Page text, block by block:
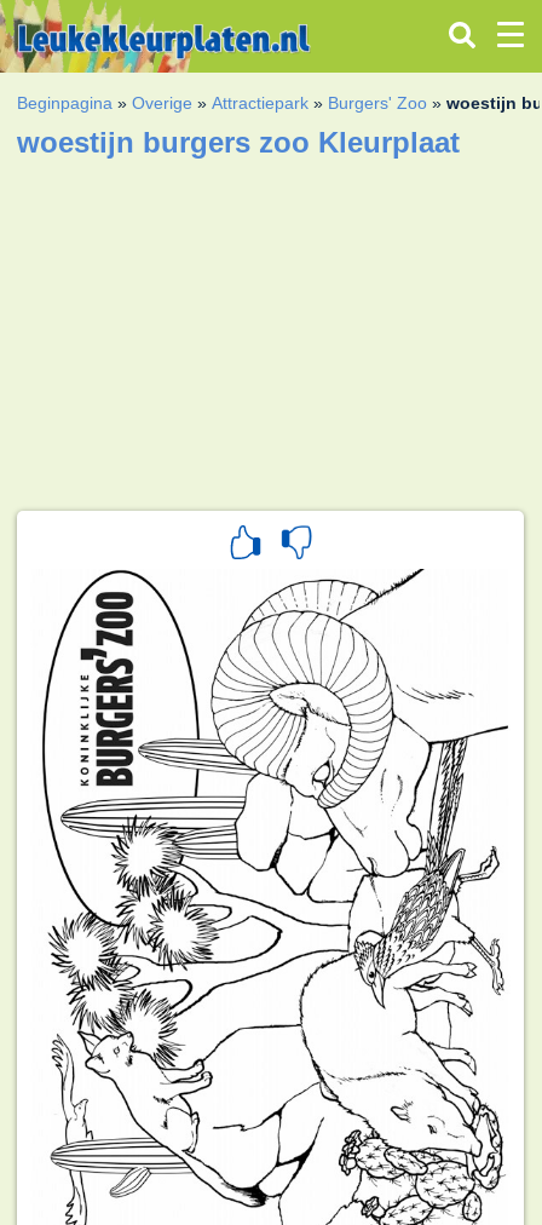
Beginpagina »Overige »Attractiepark » Burgers' Zoo »woestijn
woestijn burgers zoo Kleurplaat